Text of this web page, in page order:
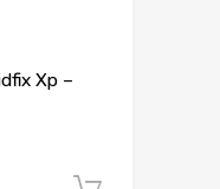
Xp –